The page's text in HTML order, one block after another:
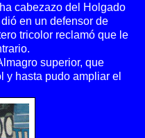
cabezazo del Holgado
en un defensor de
tricolor reclamó que le
superior, que
y hasta pudo ampliar el